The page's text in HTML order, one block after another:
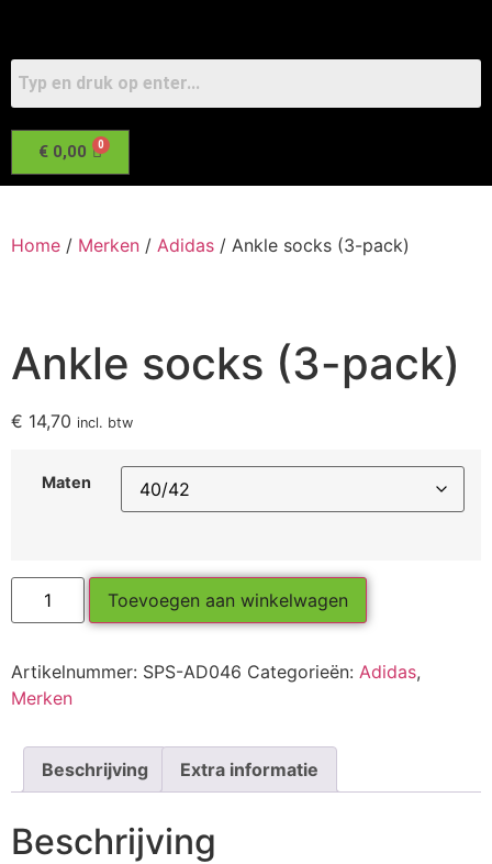
€ 0,00
Home / Merken / Adidas / Ankle socks (3-pack)
Ankle socks (3-pack)
€ 14,70 incl. btw
Maten
Toevoegen aan winkelwagen
Artikelnummer: SPS-AD046 Categorieën: Adidas,
Merken
Beschrijving Extra informatie
Beschrijving